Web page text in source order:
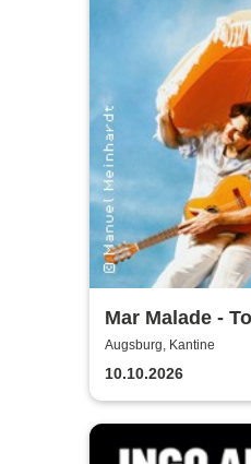
Mar Malade -
Augsburg, Kantine
10.10.2026